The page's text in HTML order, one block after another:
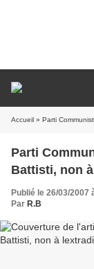
Accueil » Parti
Parti
Battisti, non
Publié le 26/03/2007
Par R.B